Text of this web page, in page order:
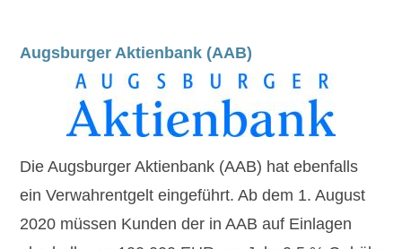
Augsburger Aktienbank (AAB)
Die Augsburger Aktienbank (AAB) hat ebenfalls
ein Verwahrentgelt eingeführt. Ab dem 1. August
2020 müssen Kunden der in AAB auf Einlagen